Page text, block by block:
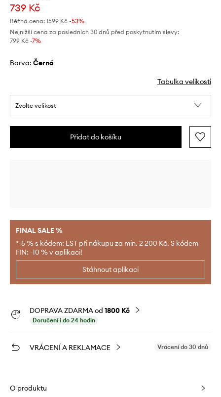
739 Kč
Běžná cena: 1599 Kč -53%
Nejnižší cena za posledních 30 dnů před poskytnutím slevy:
799 Kč -7%
Barva: černá
Tabulka velikosti
Zvolte velikost
Přidat do košíku
FINAL SALE %
*-5 % s kódem: LST při nákupu za min. 2 200 Kč. S kódem
FIN: -10 % v aplikaci!
Stáhnout aplikaci
DOPRAVA ZDARMA od 1800 Kč
Doručení i do 24 hodin
VRÁCENÍ A REKLAMACE Vrácení do 30 dnů
O produktu